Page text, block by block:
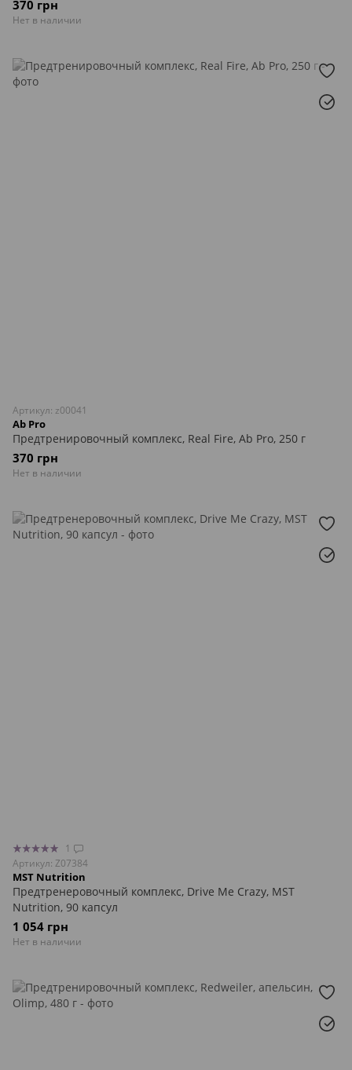
370 грн
Нет в наличии
Артикул: z00041
Ab Pro
Предтренировочный комплекс, Real Fire, Ab Pro, 250 г
370 грн
Нет в наличии
1
Артикул: Z07384
MST Nutrition
Предтренеровочный комплекс, Drive Me Crazy, MST
Nutrition, 90 капсул
1 054 грн
Нет в наличии